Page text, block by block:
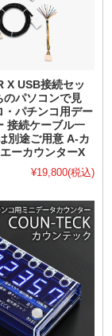
X USB接続セッ
のパソコンで見
・パチンコ用デー
接続ケーブル一
別途ご用意 A-カ
ーカウンターX
¥19,800(税込)